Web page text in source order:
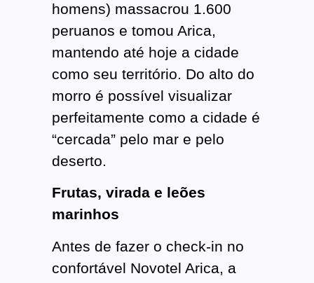
homens) massacrou 1.600
peruanos e tomou Arica,
mantendo até hoje a cidade
como seu território. Do alto do
morro é possível visualizar
perfeitamente como a cidade é
“cercada” pelo mar e pelo
deserto.
Frutas, virada e leões
marinhos
Antes de fazer o check-in no
confortável Novotel Arica, a